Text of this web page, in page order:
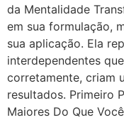
da Mentalidade
em sua formulação,
sua aplicação. Ela
interdependentes
corretamente, criam
resultados. Primeiro
Maiores Do Que